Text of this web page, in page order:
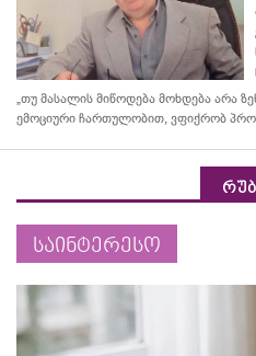
„თუ მასალის მიწოდება მოხდება არა
ემოციური ჩართულობით, ვფიქრობ
საინტერესო